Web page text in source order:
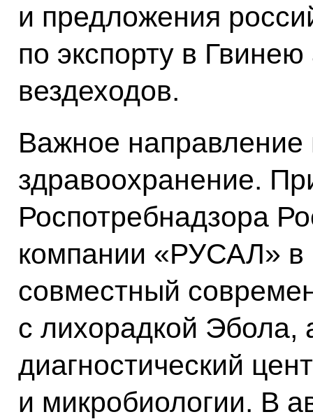
и предложения
по экспорту в Гвинею
вездеходов.
Важное направление
здравоохранение.
Роспотребнадзора
компании «РУСАЛ» в
совместный
с лихорадкой Эбола,
диагностический
и микробиологии. В